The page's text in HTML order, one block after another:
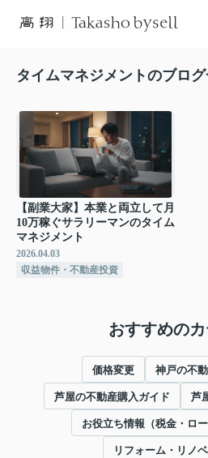
タイムマネジメントのブロ
【副業大家】本業と両立して月
10万稼ぐサラリーマンのタイム
マネジメント
2026.04.03
収益物件・不動産投資
おすすめのカ
価格変更 神戸の不
芦屋の不動産購入ガイド 芦
お役立ち情報（税金・ロー
リフォーム・リノ